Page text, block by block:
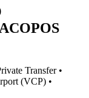
Transfer •
(VCP) •